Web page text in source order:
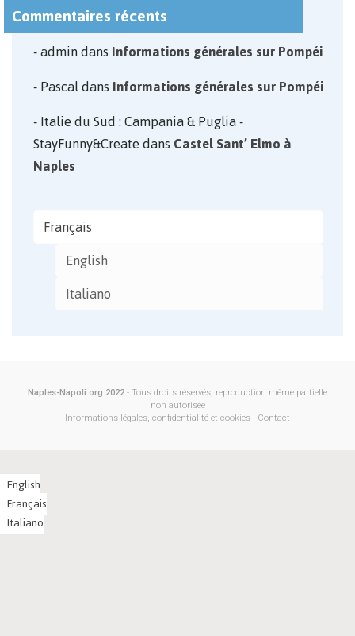
Commentaires récents
admindansInformations générales sur Pompéi
PascaldansInformations générales sur Pompéi
Italie du Sud : Campania & Puglia -
StayFunny&CreatedansCastel Sant’ Elmo à
Naples
Français
English
Italiano
Naples-Napoli.org 2022 - Tous droits réservés, reproduction même partielle
non autorisée
Informations légales, confidentialité et cookies - Contact
English
Français
Italiano